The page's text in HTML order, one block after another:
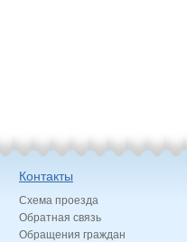
Контакты
Схема проезда
Обратная связь
Обращения граждан